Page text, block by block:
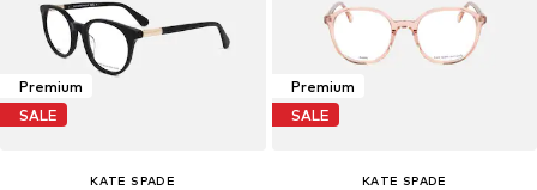
Premium
SALE
KATE SPADE
Premium
SALE
KATE SPADE